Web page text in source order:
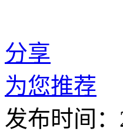
分享
为您推荐
发布时间：